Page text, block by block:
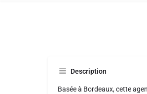
Description
Basée à Bordeaux, cette